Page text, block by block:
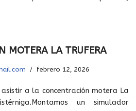
MOTERA LA TRUFERA
febrero 12, 2026
a la concentración motera La
un simulador